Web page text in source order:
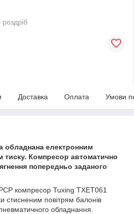
роздріб
Доставка Оплата Умови
обладнана електронним
тиску. Компресор автоматично
попередньо заданого
компресор Tuxing TXET061
стисненим повітрям балонів
обладнання.